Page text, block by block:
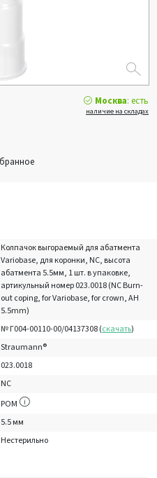
Колпачок выгораемый для абатмента
Variobase, для коронки, NC, высота
абатмента 5.5мм, 1 шт. в упаковке,
артикульный номер 023.0018 (NC Burn-
out coping, for Variobase, for crown, AH
5.5mm)
№ Г004-00110-00/04137308 (скачать)
Straumann®
023.0018
NC
POM
5.5 мм
Нестерильно
Москва: есть
наличие на складах